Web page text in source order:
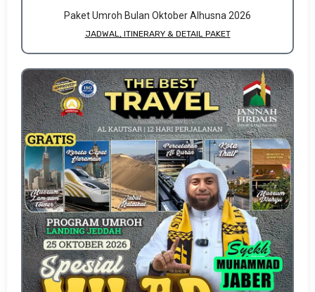
Paket Umroh Bulan Oktober Alhusna 2026
JADWAL, ITINERARY & DETAIL PAKET